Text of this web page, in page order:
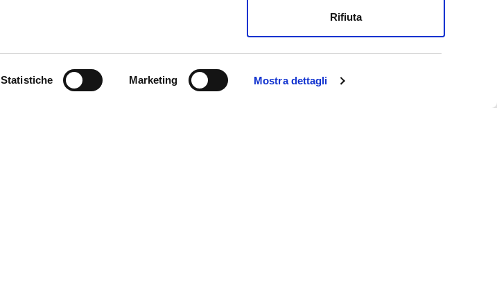
Statistiche Marketing Mostra dettagli
Rifiuta